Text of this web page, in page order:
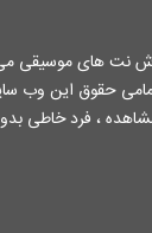
نت های موسیقی
، فرد خاطی